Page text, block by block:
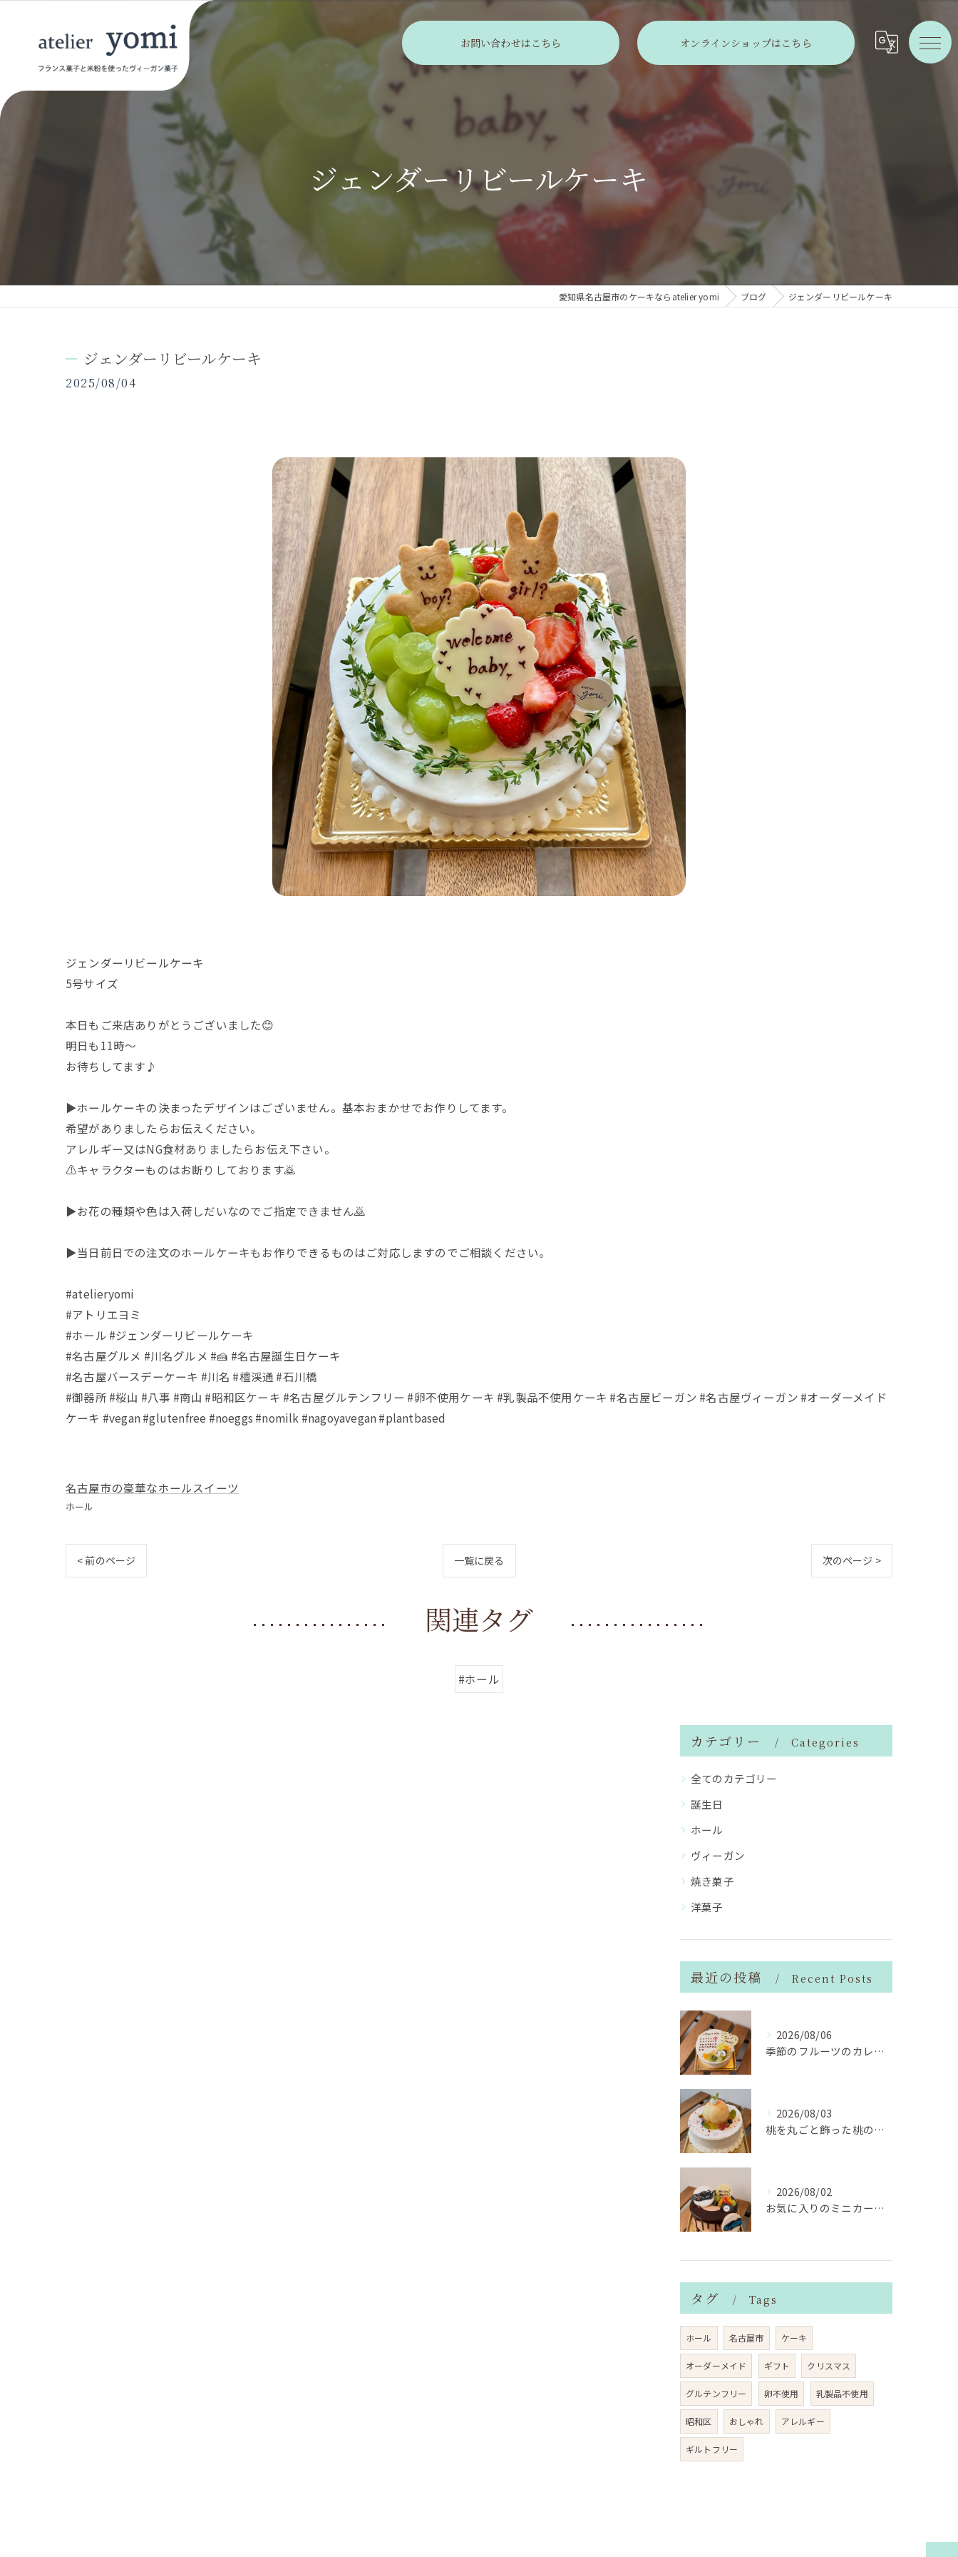
お問い合わせはこちら オンラインショップはこちら
ジェンダーリビールケーキ
愛知県名古屋市のケーキならatelier yomi ブログ ジェンダーリビールケーキ
ジェンダーリビールケーキ
2025/08/04
ジェンダーリビールケーキ
5号サイズ
本日もご来店ありがとうございました😊
明日も11時〜
お待ちしてます♪
▶︎ホールケーキの決まったデザインはございません。基本おまかせでお作りしてます。
希望がありましたらお伝えください。
アレルギー又はNG食材ありましたらお伝え下さい。
⚠️キャラクターものはお断りしております🙇
▶︎お花の種類や色は入荷しだいなのでご指定できません🙇
▶︎当日前日での注文のホールケーキもお作りできるものはご対応しますのでご相談ください。
#atelieryomi
#アトリエヨミ
#ホール #ジェンダーリビールケーキ
#名古屋グルメ #川名グルメ #🍰 #名古屋誕生日ケーキ
#名古屋バースデーケーキ #川名 #檀渓通 #石川橋
#御器所 #桜山 #八事 #南山 #昭和区ケーキ #名古屋グルテンフリー #卵不使用ケーキ #乳製品不使用ケーキ #名古屋ビーガン #名古屋ヴィーガン #オーダーメイド
ケーキ #vegan #glutenfree #noeggs #nomilk #nagoyavegan #plantbased
名古屋市の豪華なホールスイーツ
ホール
< 前のページ 一覧に戻る 次のページ >
関連タグ
#ホール
カテゴリー Categories
全てのカテゴリー
誕生日
ホール
ヴィーガン
焼き菓子
洋菓子
最近の投稿 Recent Posts
2026/08/06
季節のフルーツのカレンダーケーキ
2026/08/03
桃を丸ごと飾った桃のホールケーキ（サンドも桃）
2026/08/02
お気に入りのミニカーのアイシングクッキーを飾ったデコレーショ...
タグ Tags
ホール 名古屋市 ケーキ
オーダーメイド ギフト クリスマス
グルテンフリー 卵不使用 乳製品不使用
昭和区 おしゃれ アレルギー
ギルトフリー